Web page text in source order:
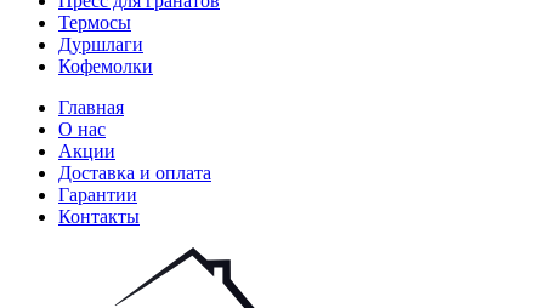
Термосы
Дуршлаги
Кофемолки
Главная
О нас
Акции
Доставка и оплата
Гарантии
Контакты